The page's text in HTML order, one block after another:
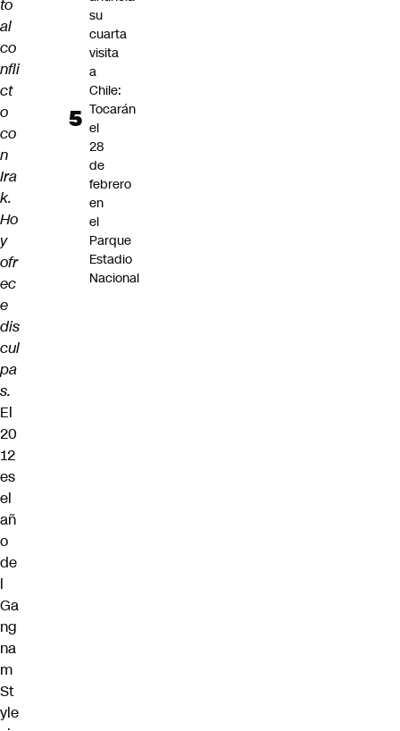
to
al
co
nfli
ct
o
co
n
Ira
k.
Ho
y
ofr
ec
e
dis
cul
pa
s.
El
20
12
es
el
añ
o
de
l
Ga
ng
na
m
St
yle
su
cuarta
visita
a
Chile:
Tocarán
el
28
de
febrero
en
el
Parque
Estadio
Nacional